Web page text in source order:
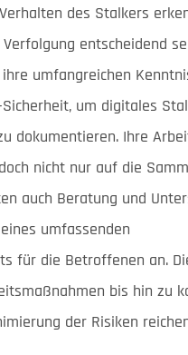
des Stalkers
entscheidend
umfangreichen
um digitales
dokumentieren. Ihre
nicht nur auf die
auch Beratung und
umfassenden
für die Betroffenen an.
bis hin zu
der Risiken